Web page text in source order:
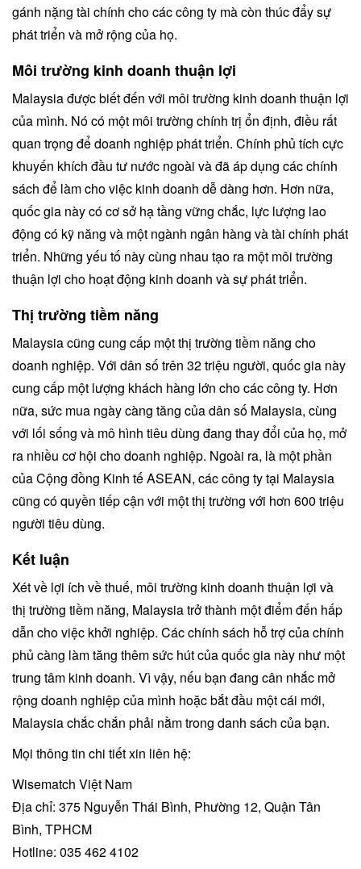
gánh nặng tài chính cho các công ty mà còn thúc đẩy sự
phát triển và mở rộng của họ.
Môi trường kinh doanh thuận lợi
Malaysia được biết đến với môi trường kinh doanh thuận lợi
của mình. Nó có một môi trường chính trị ổn định, điều rất
quan trọng để doanh nghiệp phát triển. Chính phủ tích cực
khuyến khích đầu tư nước ngoài và đã áp dụng các chính
sách để làm cho việc kinh doanh dễ dàng hơn. Hơn nữa,
quốc gia này có cơ sở hạ tầng vững chắc, lực lượng lao
động có kỹ năng và một ngành ngân hàng và tài chính phát
triển. Những yếu tố này cùng nhau tạo ra một môi trường
thuận lợi cho hoạt động kinh doanh và sự phát triển.
Thị trường tiềm năng
Malaysia cũng cung cấp một thị trường tiềm năng cho
doanh nghiệp. Với dân số trên 32 triệu người, quốc gia này
cung cấp một lượng khách hàng lớn cho các công ty. Hơn
nữa, sức mua ngày càng tăng của dân số Malaysia, cùng
với lối sống và mô hình tiêu dùng đang thay đổi của họ, mở
ra nhiều cơ hội cho doanh nghiệp. Ngoài ra, là một phần
của Cộng đồng Kinh tế ASEAN, các công ty tại Malaysia
cũng có quyền tiếp cận với một thị trường với hơn 600 triệu
người tiêu dùng.
Kết luận
Xét về lợi ích về thuế, môi trường kinh doanh thuận lợi và
thị trường tiềm năng, Malaysia trở thành một điểm đến hấp
dẫn cho việc khởi nghiệp. Các chính sách hỗ trợ của chính
phủ càng làm tăng thêm sức hút của quốc gia này như một
trung tâm kinh doanh. Vì vậy, nếu bạn đang cân nhắc mở
rộng doanh nghiệp của mình hoặc bắt đầu một cái mới,
Malaysia chắc chắn phải nằm trong danh sách của bạn.
Mọi thông tin chi tiết xin liên hệ:
Wisematch Việt Nam
Địa chỉ: 375 Nguyễn Thái Bình, Phường 12, Quận Tân
Bình, TPHCM
Hotline: 035 462 4102